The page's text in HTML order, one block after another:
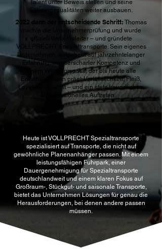
Talent unter Beweis stellen und seine
Führungsqualitäten weiter ausbauen.
2022 dann der entscheidende Schritt: Thomas
machte die Unternehmerprüfung und wurde
offiziell Verkehrsleiter – und gründete
VOLLPRECHT Spezialtransporte. Sein eigenes
Unternehmen, aufgebaut auf jahrzehntelanger
Erfahrung, messerscharfer Kompetenz und
einem Wertekompass, der bis heute alle
Entscheidungen prägt: Verlässlichkeit, Fleiß,
Loyalität, Qualität – und ein stets freundliches,
professionelles Auftreten.
Heute ist VOLLPRECHT Spezialtransporte
spezialisiert auf Transporte, die nicht auf
gewöhnliche Planenanhänger passen. Mit einem
leistungsfähigen Fuhrpark, einer
Dauergenehmigung für Spezialtransporte
deutschlandweit und einem klaren Fokus auf
Großraum-, Stückgut- und saisonale Transporte,
bietet das Unternehmen Lösungen für genau die
Herausforderungen, bei denen andere passen
müssen.